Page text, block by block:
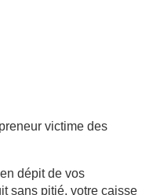
victime des
dépit de vos
sans pitié, votre caisse